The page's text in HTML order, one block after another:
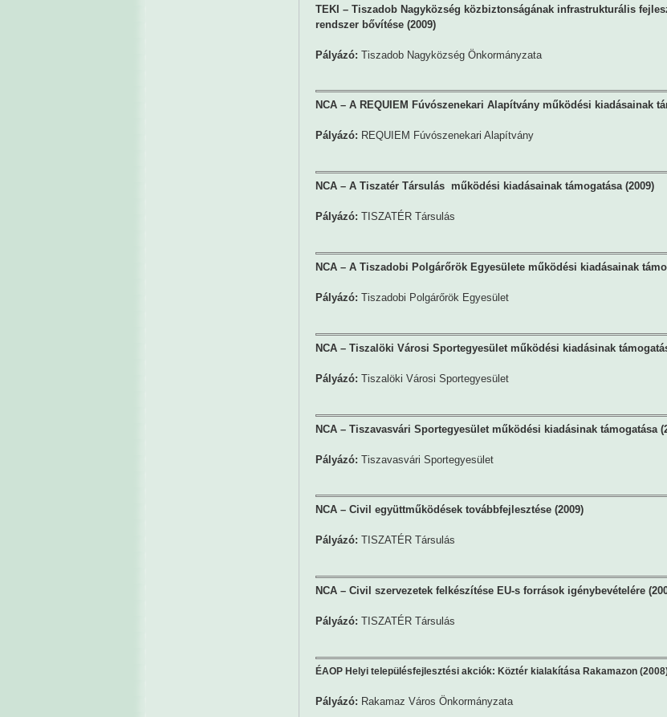
TEKI – Tiszadob Nagyközség közbiztonságának infrastrukturális
rendszer bővítése (2009)
Pályázó: Tiszadob Nagyközség Önkormányzata
NCA – A REQUIEM Fúvószenekari Alapítvány működési kiadásainak
Pályázó: REQUIEM Fúvószenekari Alapítvány
NCA – A Tiszatér Társulás működési kiadásainak támogatása (2009)
Pályázó: TISZATÉR Társulás
NCA – A Tiszadobi Polgárőrök Egyesülete működési kiadásainak
Pályázó: Tiszadobi Polgárőrök Egyesület
NCA – Tiszalöki Városi Sportegyesület működési kiadásinak
Pályázó: Tiszalöki Városi Sportegyesület
NCA – Tiszavasvári Sportegyesület működési kiadásinak támogatása
Pályázó: Tiszavasvári Sportegyesület
NCA – Civil együttműködések továbbfejlesztése (2009)
Pályázó: TISZATÉR Társulás
NCA – Civil szervezetek felkészítése EU-s források igénybevételére
Pályázó: TISZATÉR Társulás
ÉAOP Helyi településfejlesztési akciók: Köztér kialakítása Rakamazon
Pályázó: Rakamaz Város Önkormányzata